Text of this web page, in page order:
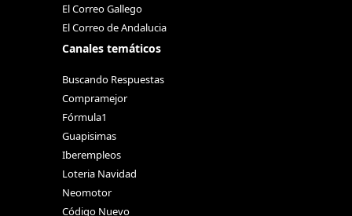
El Correo Gallego
El Correo de Andalucia
Canales temáticos
Buscando Respuestas
Compramejor
Fórmula1
Guapisimas
Iberempleos
Loteria Navidad
Neomotor
Código Nuevo